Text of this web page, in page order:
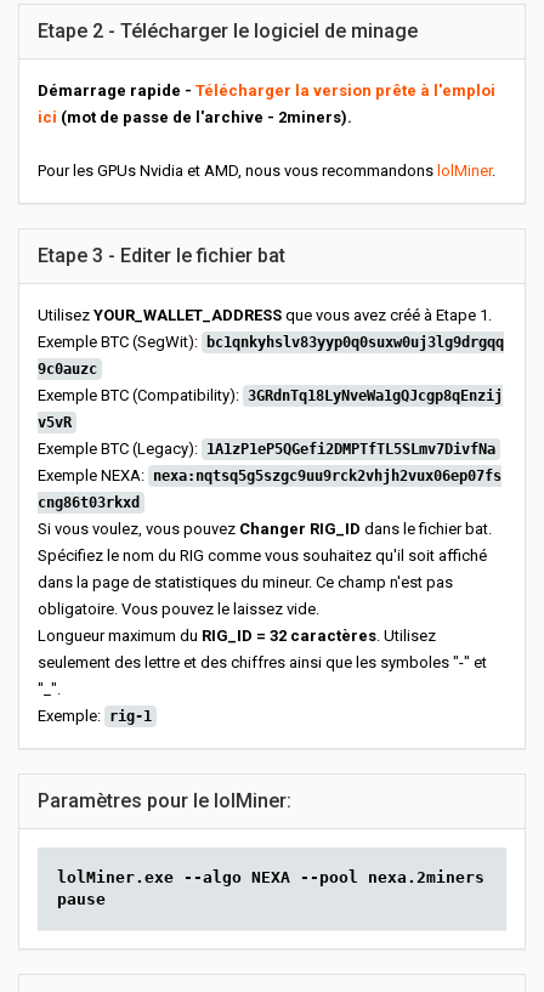
Etape 2 - Télécharger le logiciel de minage
Démarrage rapide - Télécharger la version prête à l'emploi
ici (mot de passe de l'archive - 2miners).
Pour les GPUs Nvidia et AMD, nous vous recommandons lolMiner.
Etape 3 - Editer le fichier bat
Utilisez YOUR_WALLET_ADDRESS que vous avez créé à Etape 1.
Exemple BTC (SegWit):
bc1qnkyhslv83yyp0q0suxw0uj3lg9drgqq
9c0auzc
Exemple BTC (Compatibility): 3GRdnTq18LyNveWa1gQJcgp8qEnzij
v5vR
Exemple BTC (Legacy): 1A1zP1eP5QGefi2DMPTfTL5SLmv7DivfNa
Exemple NEXA: nexa:nqtsq5g5szgc9uu9rck2vhjh2vux06ep07fs
cng86t03rkxd
Si vous voulez, vous pouvez Changer RIG_ID dans le fichier bat.
Spécifiez le nom du RIG comme vous souhaitez qu'il soit affiché
dans la page de statistiques du mineur. Ce champ n'est pas
obligatoire. Vous pouvez le laissez vide.
Longueur maximum du RIG_ID = 32 caractères. Utilisez
seulement des lettre et des chiffres ainsi que les symboles "-" et
"_".
Exemple: rig-1
Paramètres pour le lolMiner:
lolMiner.exe --algo NEXA --pool nexa.2miners.com:5050
pause